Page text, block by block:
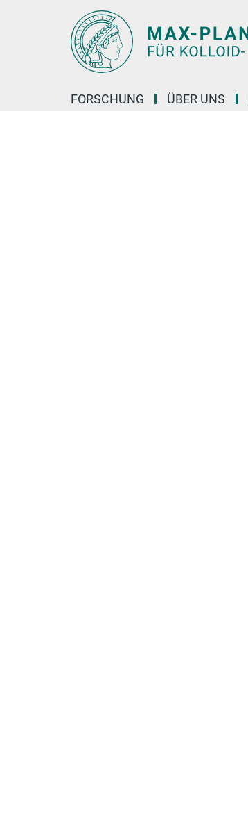
FORSCHUNG ÜBER UNS